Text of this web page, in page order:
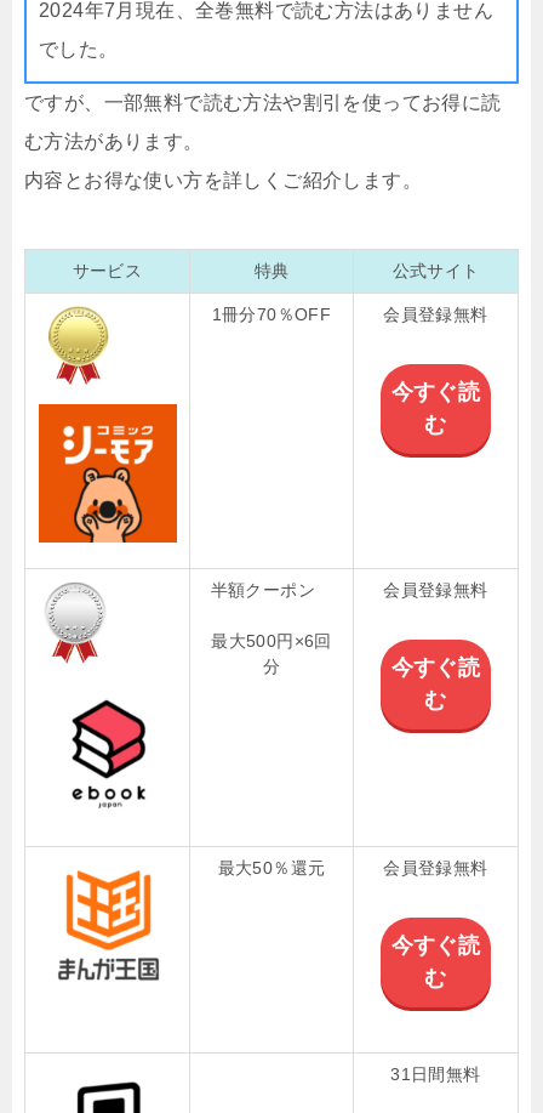
2024年7月現在、全巻無料で読む方法はありません
でした。
ですが、一部無料で読む方法や割引を使ってお得に読
む方法があります。
内容とお得な使い方を詳しくご紹介します。
サービス 特典 公式サイト
1冊分70％OFF 会員登録無料
今すぐ読
む
半額クーポン
最大500円×6回
分
会員登録無料
今すぐ読
む
最大50％還元 会員登録無料
今すぐ読
む
31日間無料